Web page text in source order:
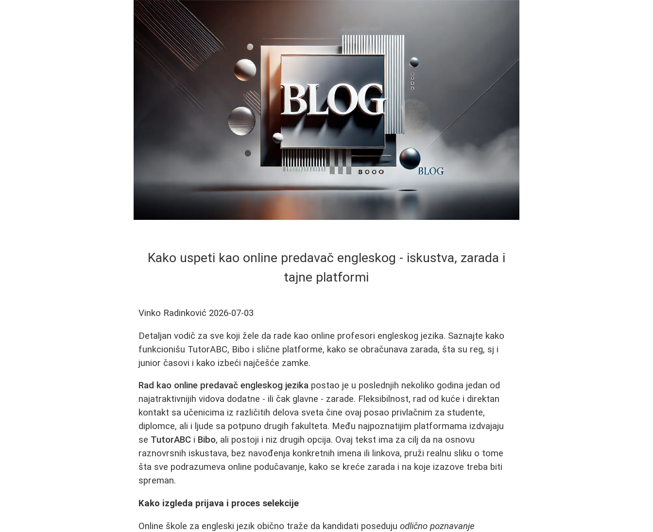
Kako uspeti kao online predavač engleskog - iskustva, zarada i
tajne platformi
Vinko Radinković 2026-07-03
Detaljan vodič za sve koji žele da rade kao online profesori engleskog jezika. Saznajte kako
funkcionišu TutorABC, Bibo i slične platforme, kako se obračunava zarada, šta su reg, sj i
junior časovi i kako izbeći najčešće zamke.
Rad kao online predavač engleskog jezika postao je u poslednjih nekoliko godina jedan od
najatraktivnijih vidova dodatne - ili čak glavne - zarade. Fleksibilnost, rad od kuće i direktan
kontakt sa učenicima iz različitih delova sveta čine ovaj posao privlačnim za studente,
diplomce, ali i ljude sa potpuno drugih fakulteta. Među najpoznatijim platformama izdvajaju
se TutorABC i Bibo, ali postoji i niz drugih opcija. Ovaj tekst ima za cilj da na osnovu
raznovrsnih iskustava, bez navođenja konkretnih imena ili linkova, pruži realnu sliku o tome
šta sve podrazumeva online podučavanje, kako se kreće zarada i na koje izazove treba biti
spreman.
Kako izgleda prijava i proces selekcije
Online škole za engleski jezik obično traže da kandidati posedujuodlično poznavanje